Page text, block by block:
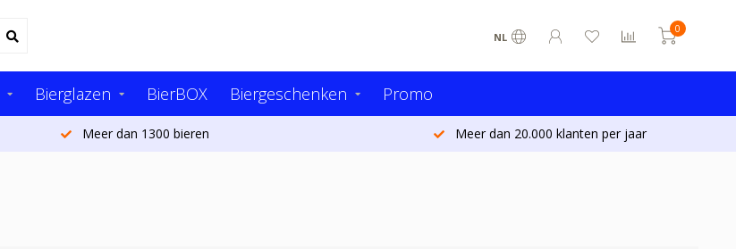
NL
0
Bierglazen BierBOX Biergeschenken Promo
Meer dan 1300 bieren Meer dan 20.000 klanten per jaar